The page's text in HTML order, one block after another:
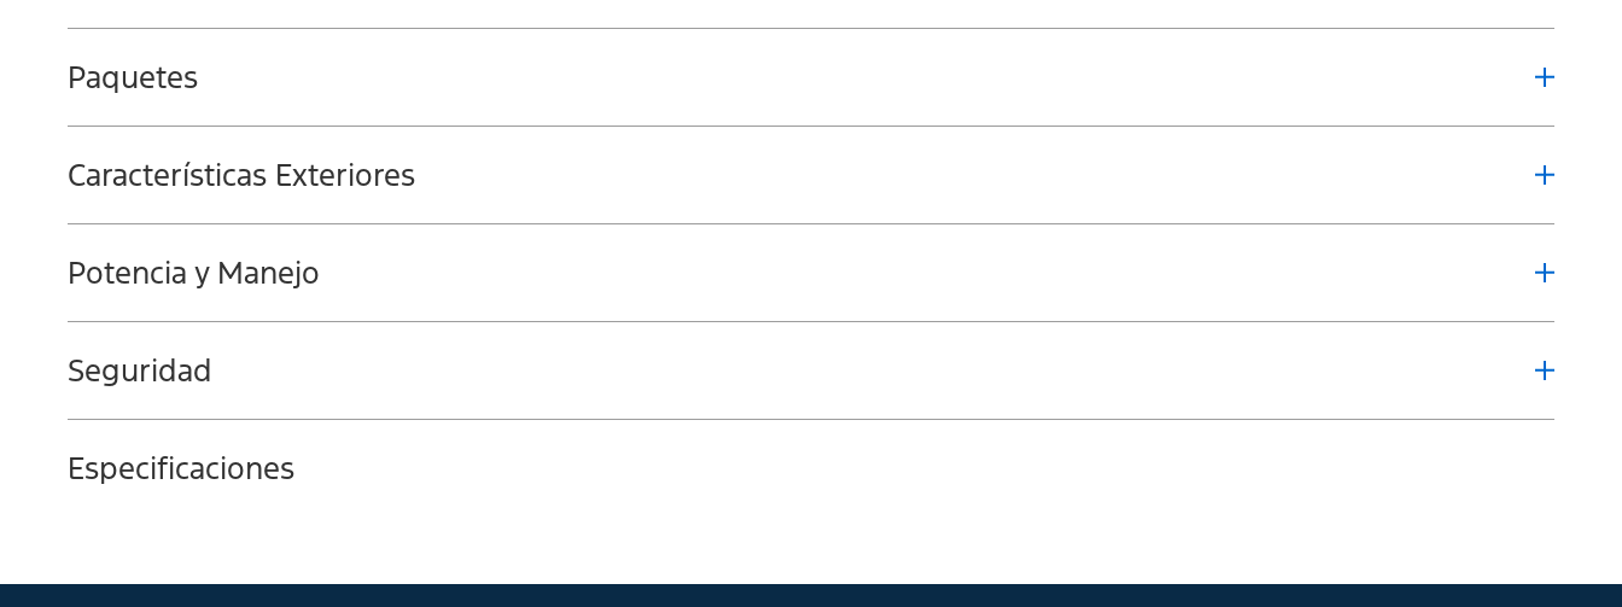
Paquetes
Características Exteriores
Potencia y Manejo
Seguridad
Especificaciones